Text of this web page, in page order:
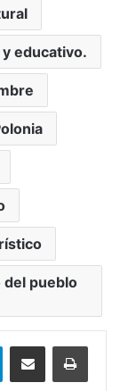
educativo.
del pueblo
TelegramCompartir por correo electrónico